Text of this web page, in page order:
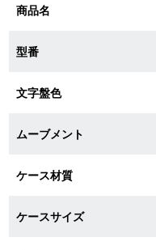
ラッピングサービス
腕時計サイズ調整サービス
店舗受け取りサービス
店舗取り寄せサービス
商品名
型番
文字盤色
ムーブメント
ケース材質
ケースサイズ